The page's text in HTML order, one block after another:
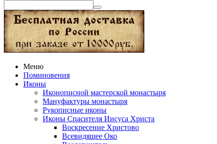
Меню
Поминовения
Иконы
Иконописной мастерской монастыря
Мануфактуры монастыря
Рукописные иконы
Иконы Спасителя Иисуса Христа
Воскресение Христово
Всевидящее Око